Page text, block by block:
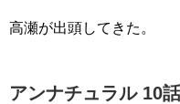
高瀬が出頭してきた。
アンナチュラル 10